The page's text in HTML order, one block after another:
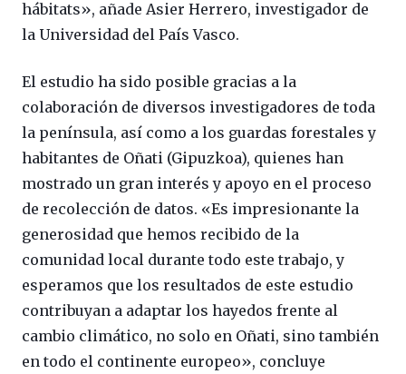
hábitats», añade Asier Herrero, investigador de
la Universidad del País Vasco.
El estudio ha sido posible gracias a la
colaboración de diversos investigadores de toda
la península, así como a los guardas forestales y
habitantes de Oñati (Gipuzkoa), quienes han
mostrado un gran interés y apoyo en el proceso
de recolección de datos. «Es impresionante la
generosidad que hemos recibido de la
comunidad local durante todo este trabajo, y
esperamos que los resultados de este estudio
contribuyan a adaptar los hayedos frente al
cambio climático, no solo en Oñati, sino también
en todo el continente europeo», concluye